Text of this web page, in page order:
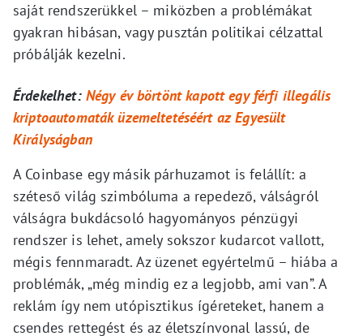
saját rendszerükkel – miközben a problémákat
gyakran hibásan, vagy pusztán politikai célzattal
próbálják kezelni.
Érdekelhet: Négy év börtönt kapott egy férfi illegális
kriptoautomaták üzemeltetéséért az Egyesült
Királyságban
A Coinbase egy másik párhuzamot is felállít: a
széteső világ szimbóluma a repedező, válságról
válságra bukdácsoló hagyományos pénzügyi
rendszer is lehet, amely sokszor kudarcot vallott,
mégis fennmaradt. Az üzenet egyértelmű – hiába a
problémák, „még mindig ez a legjobb, ami van”. A
reklám így nem utópisztikus ígéreteket, hanem a
csendes rettegést és az életszínvonal lassú, de